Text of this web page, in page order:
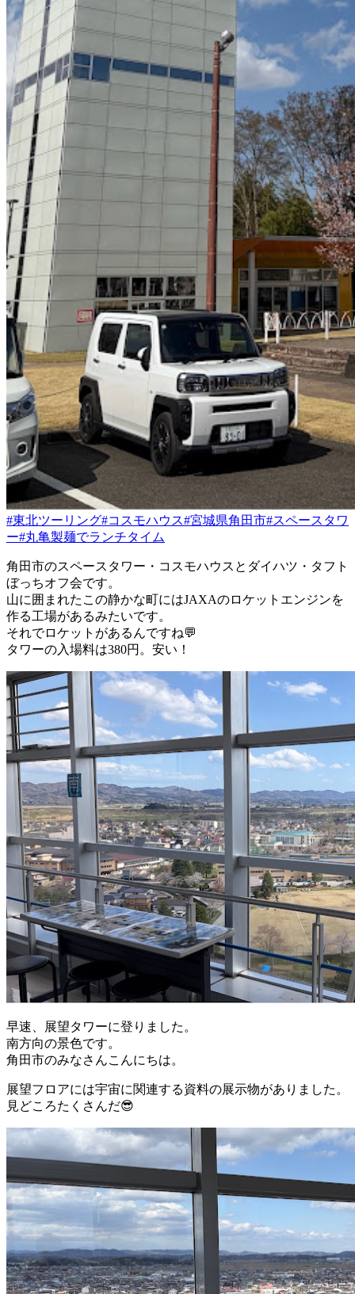
#東北ツーリング#コスモハウス#宮城県角田市#スペースタワ
ー#丸亀製麺でランチタイム
角田市のスペースタワー・コスモハウスとダイハツ・タフト
ぼっちオフ会です。
山に囲まれたこの静かな町にはJAXAのロケットエンジンを
作る工場があるみたいです。
それでロケットがあるんですね💬
タワーの入場料は380円。安い！
早速、展望タワーに登りました。
南方向の景色です。
角田市のみなさんこんにちは。
展望フロアには宇宙に関連する資料の展示物がありました。
見どころたくさんだ😎